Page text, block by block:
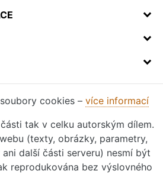
cookies – více informací
tak v celku autorským dílem.
(texty, obrázky, parametry,
další části serveru) nesmí být
reprodukována bez výslovného